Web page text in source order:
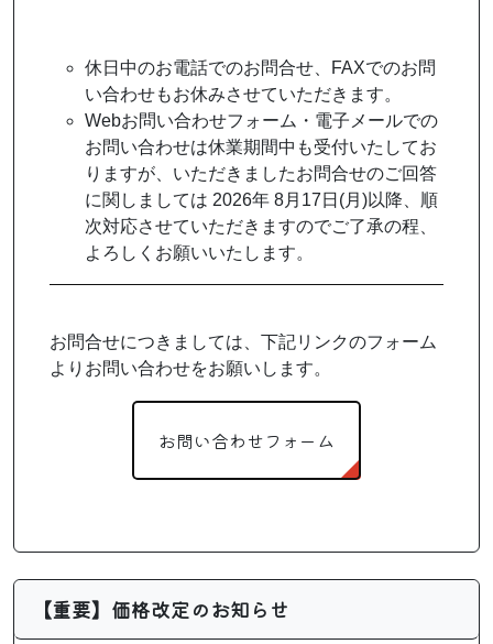
休日中のお電話でのお問合せ、FAXでのお問
い合わせもお休みさせていただきます。
Webお問い合わせフォーム・電子メールでの
お問い合わせは休業期間中も受付いたしてお
りますが、いただきましたお問合せのご回答
に関しましては 2026年 8月17日(月)以降、順
次対応させていただきますのでご了承の程、
よろしくお願いいたします。
お問合せにつきましては、下記リンクのフォーム
よりお問い合わせをお願いします。
お問い合わせフォーム
【重要】価格改定のお知らせ